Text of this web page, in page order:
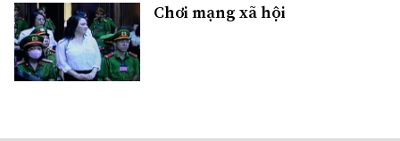
Chơi mạng xã hội